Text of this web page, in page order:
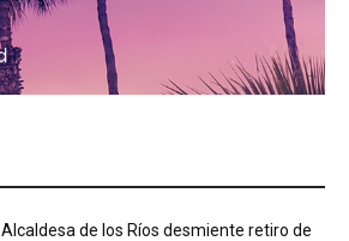
Alcaldesa de los Ríos desmiente retiro de